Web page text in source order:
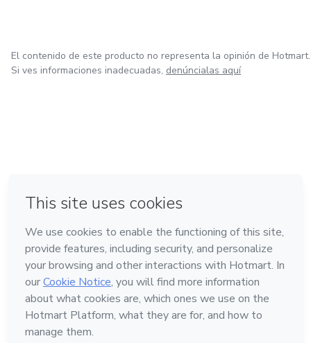
El contenido de este producto no representa la opinión de Hotmart.
Si ves informaciones inadecuadas, denúncialas aquí
Hecho con❤ en Belo Horizonte
Conoce Hotmart
Idioma
Español